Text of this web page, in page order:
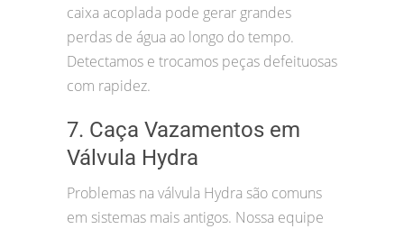
caixa acoplada pode gerar grandes
perdas de água ao longo do tempo.
Detectamos e trocamos peças defeituosas
com rapidez.
7. Caça Vazamentos em
Válvula Hydra
Problemas na válvula Hydra são comuns
em sistemas mais antigos. Nossa equipe